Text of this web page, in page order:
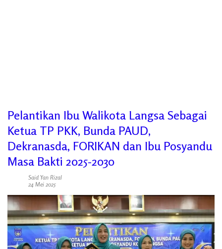
Pelantikan Ibu Walikota Langsa Sebagai
Ketua TP PKK, Bunda PAUD,
Dekranasda, FORIKAN dan Ibu Posyandu
Masa Bakti 2025-2030
Said Yan Rizal
24 Mei 2025